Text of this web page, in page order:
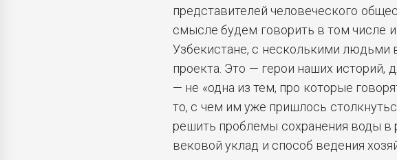
представителей человеческого
смысле будем говорить в том числе
Узбекистане, с несколькими людьми
проекта. Это — герои наших историй,
— не «одна из тем, про которые
то, с чем им уже пришлось
решить проблемы сохранения воды
вековой уклад и способ ведения